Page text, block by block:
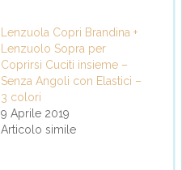
Lenzuola Copri Brandina +
Lenzuolo Sopra per
Coprirsi Cuciti insieme –
Senza Angoli con Elastici –
3 colori
9 Aprile 2019
Articolo simile